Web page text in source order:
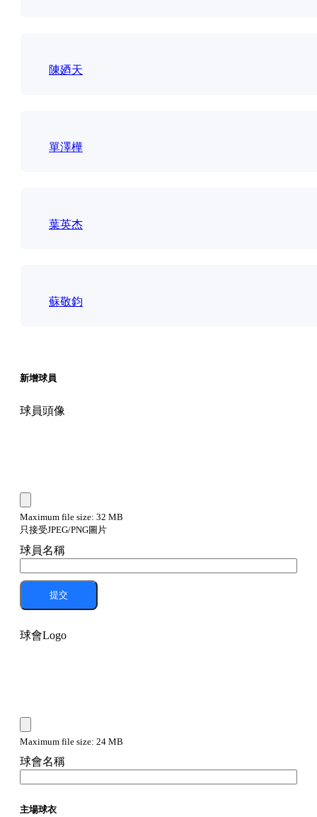
陳廼天
單澤樺
葉英杰
蘇敬鈞
新增球員
球員頭像
Maximum file size: 32 MB
只接受JPEG/PNG圖片
球員名稱
提交
球會Logo
Maximum file size: 24 MB
球會名稱
主場球衣